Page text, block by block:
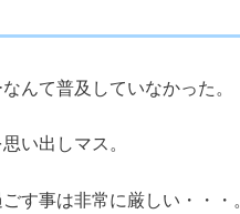
んて普及していなかった。
い出しマス。
す事は非常に厳しい・・・。